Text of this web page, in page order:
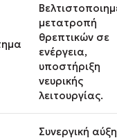
μετατροπή
θρεπτικών σε
ενέργεια,
υποστήριξη
νευρικής
λειτουργίας.
Συνεργική